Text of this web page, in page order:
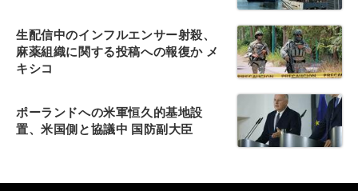
生配信中のインフルエンサー射殺、
麻薬組織に関する投稿への報復か メ
キシコ
ポーランドへの米軍恒久的基地設
置、米国側と協議中 国防副大臣